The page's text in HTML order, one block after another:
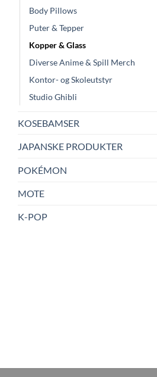
Body Pillows
Puter & Tepper
Kopper & Glass
Diverse Anime & Spill Merch
Kontor- og Skoleutstyr
Studio Ghibli
KOSEBAMSER
JAPANSKE PRODUKTER
POKÉMON
MOTE
K-POP